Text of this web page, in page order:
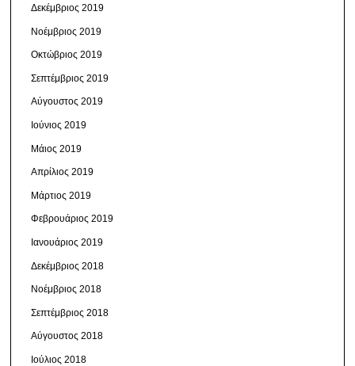
Δεκέμβριος 2019
Νοέμβριος 2019
Οκτώβριος 2019
Σεπτέμβριος 2019
Αύγουστος 2019
Ιούνιος 2019
Μάιος 2019
Απρίλιος 2019
Μάρτιος 2019
Φεβρουάριος 2019
Ιανουάριος 2019
Δεκέμβριος 2018
Νοέμβριος 2018
Σεπτέμβριος 2018
Αύγουστος 2018
Ιούλιος 2018